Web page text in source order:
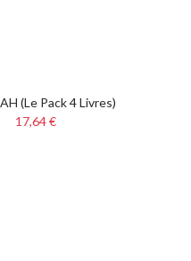
(Le Pack 4 Livres)
17,64 €